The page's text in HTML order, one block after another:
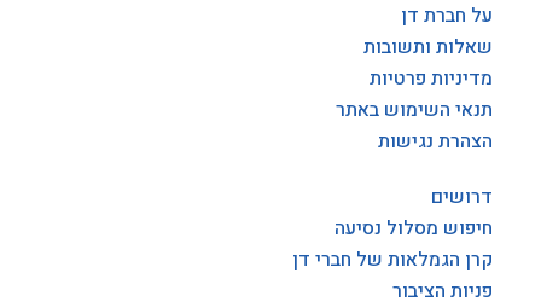
על חברת דן
שאלות ותשובות
מדיניות פרטיות
תנאי השימוש באתר
הצהרת נגישות
דרושים
חיפוש מסלול נסיעה
קרן הגמלאות של חברי דן
פניות הציבור